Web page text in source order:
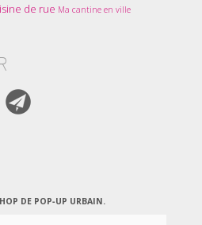
de rue Ma cantine en ville
DE POP‑UP URBAIN.